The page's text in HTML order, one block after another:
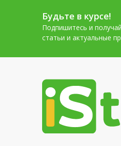
Будьте в курсе!
Подпишитесь и
статьи и актуальные